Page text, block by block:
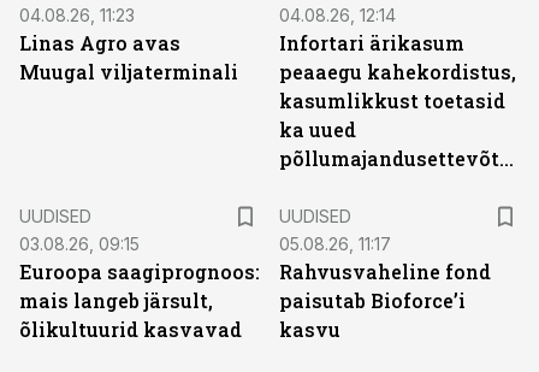
04.08.26, 11:23
Linas Agro avas
Muugal viljaterminali
04.08.26, 12:14
Infortari ärikasum
peaaegu kahekordistus,
kasumlikkust toetasid
ka uued
põllumajandusettevõtted
UUDISED
03.08.26, 09:15
Euroopa saagiprognoos:
mais langeb järsult,
õlikultuurid kasvavad
UUDISED
05.08.26, 11:17
Rahvusvaheline fond
paisutab Bioforce’i
kasvu